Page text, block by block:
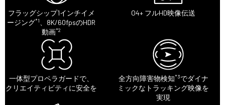
フラッグシップ1インチイメ
ージング*1
、8K/60fpsのHDR
動画*2
O4+ フルHD映像伝送
一体型プロペラガードで、
クリエイティビティに安全を
全方向障害物検知*3でダイナ
ミックなトラッキング映像を
実現